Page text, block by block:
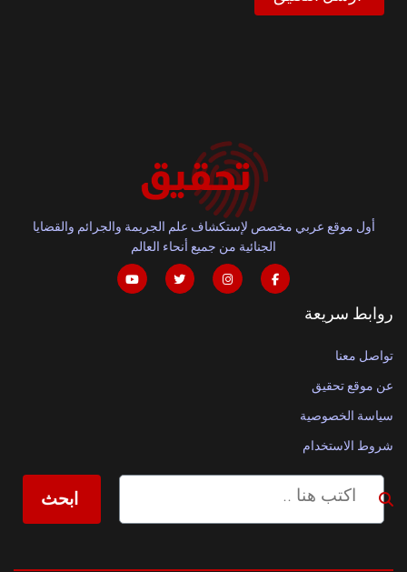
أول موقع عربي مخصص لإستكشاف علم الجريمة والجرائم والقضايا
الجنائية من جميع أنحاء العالم
روابط سريعة
تواصل معنا
عن موقع تحقيق
سياسة الخصوصية
شروط الاستخدام
ابحث